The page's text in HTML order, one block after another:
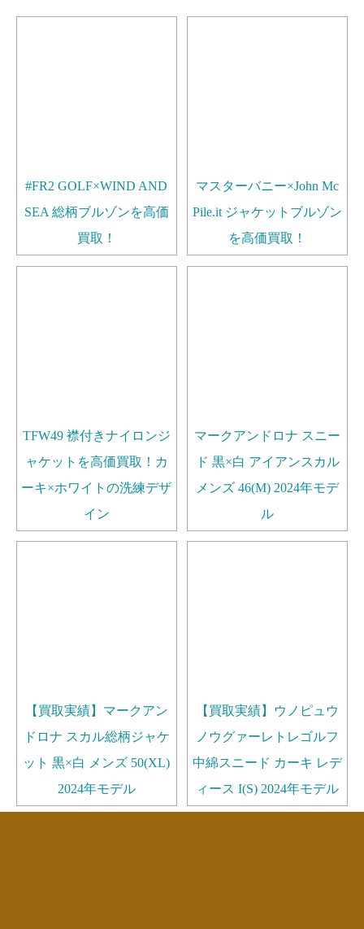
#FR2 GOLF×WIND AND
SEA 総柄ブルゾンを高価
買取！
マスターバニー×John Mc
Pile.it ジャケットブルゾン
を高価買取！
TFW49 襟付きナイロンジ
ャケットを高価買取！カ
ーキ×ホワイトの洗練デザ
イン
マークアンドロナ スニー
ド 黒×白 アイアンスカル
メンズ 46(M) 2024年モデ
ル
【買取実績】マークアン
ドロナ スカル総柄ジャケ
ット 黒×白 メンズ 50(XL)
2024年モデル
【買取実績】ウノピュウ
ノウグァーレトレゴルフ
中綿スニード カーキ レデ
ィース I(S) 2024年モデル